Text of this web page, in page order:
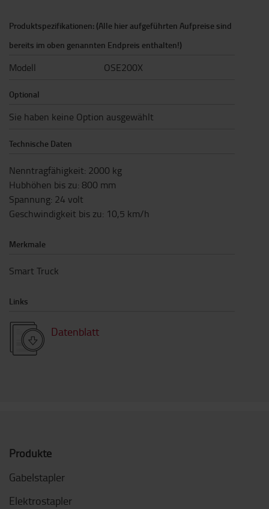
Produktspezifikationen: (Alle hier aufgeführten Aufpreise sind
bereits im oben genannten Endpreis enthalten!)
Modell OSE200X
Optional
Sie haben keine Option ausgewählt
Technische Daten
Nenntragfähigkeit: 2000 kg
Hubhöhen bis zu: 800 mm
Spannung: 24 volt
Geschwindigkeit bis zu: 10,5 km/h
Merkmale
Smart Truck
Links
Datenblatt
Produkte
Gabelstapler
Elektrostapler